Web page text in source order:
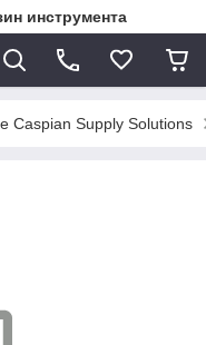
инструмента
Caspian Supply Solutions